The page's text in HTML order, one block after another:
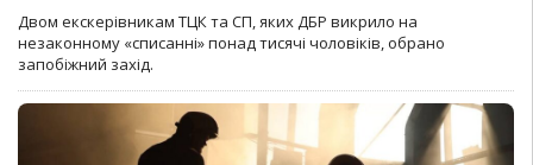
Двом екскерівникам ТЦК та СП, яких ДБР викрило на
незаконному «списанні» понад тисячі чоловіків, обрано
запобіжний захід.